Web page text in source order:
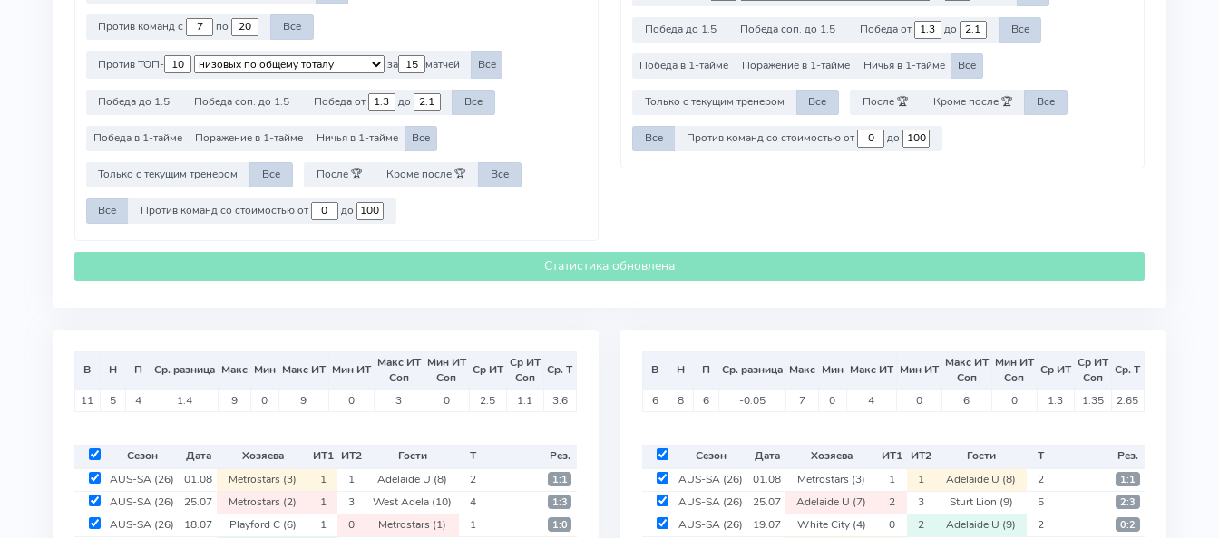
Против команд с по Все
Против ТОП- за матчей Все
Победа до 1.5 Победа соп. до 1.5 Победа от до Все
Победа в 1-тайме Поражение в 1-тайме Ничья в 1-тайме Все
Только с текущим тренером Все После 🏆 Кроме после 🏆 Все
Все Против команд со стоимостью от до
Победа до 1.5 Победа соп. до 1.5 Победа от до Все
Победа в 1-тайме Поражение в 1-тайме Ничья в 1-тайме Все
Только с текущим тренером Все После 🏆 Кроме после 🏆 Все
Все Против команд со стоимостью от до
Статистика обновлена
В Н П Ср. разница Макс Мин Макс ИТ Мин ИТ Макс ИТ
Соп
Мин ИТ
Соп
Ср ИТ Ср ИТ
Соп
Ср. Т
11 5 4 1.4 9 0 9 0 3 0 2.5 1.1 3.6
Сезон Дата Хозяева ИТ1 ИТ2 Гости Т
Рез.
AUS-SA (26) 01.08 Metrostars (3) 1 1 Adelaide U (8) 2 1:1
AUS-SA (26) 25.07 Metrostars (2) 1 3 West Adela (10) 4 1:3
AUS-SA (26) 18.07 Playford C (6) 1 0 Metrostars (1) 1 1:0
В Н П Ср. разница Макс Мин Макс ИТ Мин ИТ Макс ИТ
Соп
Мин ИТ
Соп
Ср ИТ Ср ИТ
Соп
Ср. Т
6 8 6 -0.05 7 0 4 0 6 0 1.3 1.35 2.65
Сезон Дата Хозяева ИТ1 ИТ2 Гости Т
Рез.
AUS-SA (26) 01.08 Metrostars (3) 1 1 Adelaide U (8) 2 1:1
AUS-SA (26) 25.07 Adelaide U (7) 2 3 Sturt Lion (9) 5 2:3
AUS-SA (26) 19.07 White City (4) 0 2 Adelaide U (9) 2 0:2